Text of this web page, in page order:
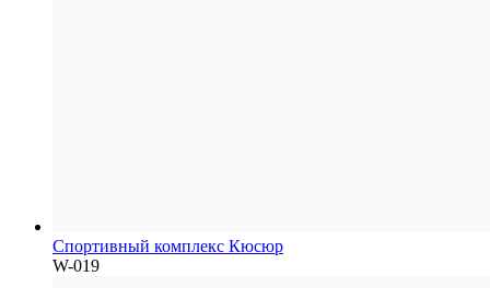
Спортивный комплекс Кюсюр
W-019